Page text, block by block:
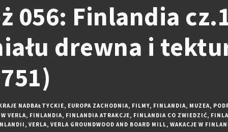
056: Finlandia
drewna i
NADBAŁTYCKIE, EUROPA ZACHODNIA, FILMY, FINLANDIA, MUZEA,
VERLA, FINLANDIA, FINLANDIA ATRAKCJE, FINLANDIA CO ZWIEDZIĆ,
, VERLA, VERLA GROUNDWOOD AND BOARD MILL, WAKACJE W